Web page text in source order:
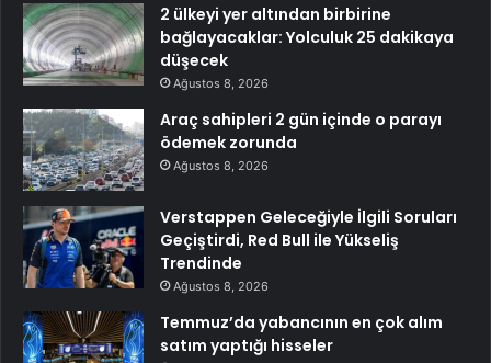
2 ülkeyi yer altından birbirine
bağlayacaklar: Yolculuk 25 dakikaya
düşecek
Ağustos 8, 2026
Araç sahipleri 2 gün içinde o parayı
ödemek zorunda
Ağustos 8, 2026
Verstappen Geleceğiyle İlgili Soruları
Geçiştirdi, Red Bull ile Yükseliş
Trendinde
Ağustos 8, 2026
Temmuz’da yabancının en çok alım
satım yaptığı hisseler